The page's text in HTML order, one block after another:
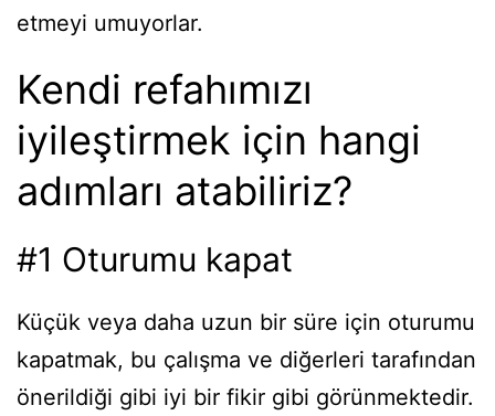
etmeyi umuyorlar.
Kendi refahımızı
iyileştirmek için hangi
adımları atabiliriz?
#1 Oturumu kapat
Küçük veya daha uzun bir süre için oturumu
kapatmak, bu çalışma ve diğerleri tarafından
önerildiği gibi iyi bir fikir gibi görünmektedir.